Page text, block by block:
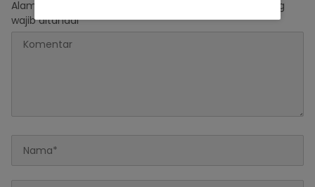
Alamat email Anda tidak akan dipublikasikan.
Ruas yang
wajib ditandai*